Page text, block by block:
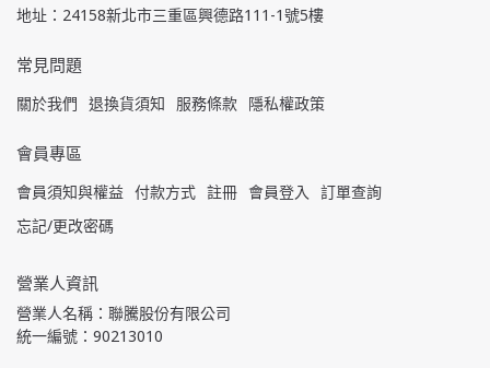
地址：24158新北市三重區興德路111-1號5樓
常見問題
關於我們 退換貨須知 服務條款 隱私權政策
會員專區
會員須知與權益 付款方式 註冊 會員登入
訂單查詢
忘記/更改密碼
營業人資訊
營業人名稱：聯騰股份有限公司
統一編號：90213010